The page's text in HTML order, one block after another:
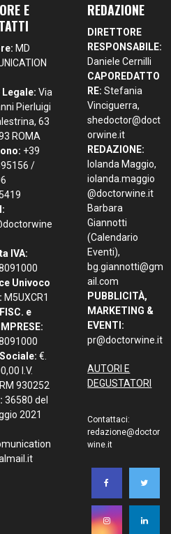
E
MD
Legale: Via
Pierluigi
63
ROMA
+39
/
IVA:
Univoco
M5UXCR1
e
€.
I.V.
RM 930252
36580 del
2021
REDAZIONE
DIRETTORE
RESPONSABILE:
Daniele Cernilli
CAPOREDATTO
RE: Stefania
Vinciguerra,
shedoctor@doct
orwine.it
REDAZIONE:
Iolanda Maggio,
iolanda.maggio
@doctorwine.it
Barbara
Giannotti
(Calendario
Eventi),
bg.giannotti@gm
ail.com
PUBBLICITÀ,
MARKETING &
EVENTI:
pr@doctorwine.it
AUTORI E
DEGUSTATORI
Contattaci:
redazione@doctor
wine.it